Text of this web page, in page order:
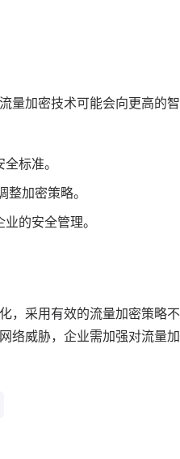
量加密技术可能会向更高的
标准。
加密策略。
的安全管理。
，采用有效的流量加密策略
络威胁，企业需加强对流量